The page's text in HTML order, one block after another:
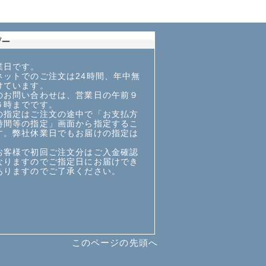
です。
トでのご注文は24時間、年中無
います。
問い合わせは、営業日の午前９
までです。
定はご注文の途中で「お支払方
等の指定」画面から指定するこ
。弊社休業日でもお届けの指定は
客様で初回ご注文分はご入金確認
りますのでご指定日にお届けでき
ますのでご了承ください。
このページの先頭へ